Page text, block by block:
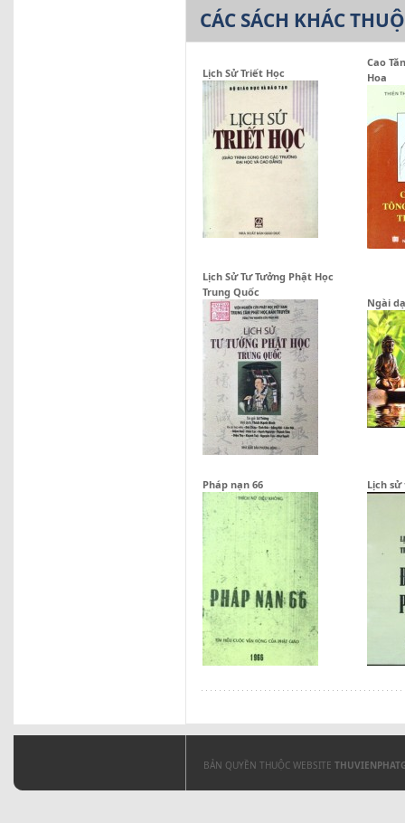
CÁC SÁCH KHÁC
Lịch Sử Triết Học
Cao
Hoa
Lịch Sử Tư Tưởng Phật Học
Trung Quốc
Ngài
Pháp nạn 66 Lịch
BẢN QUYỀN THUỘC WEBSITE